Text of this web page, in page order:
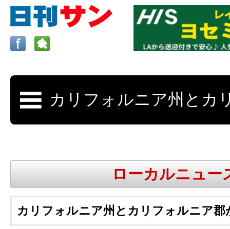
ロサンゼルスの求人、クラシファイド、地元情報など
日刊サンはロサンゼルスの日本語新
更新、求人、クラシファイドは毎週木
ローカルニュー
カリフォルニア州とカリフォルニア郡